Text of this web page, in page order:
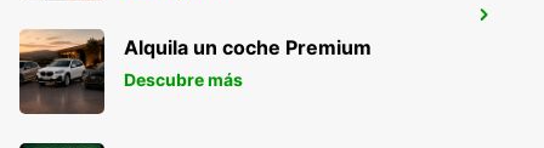
INTERNACIONAL TERMINAL 2
KOLKATA - INDIA
Alquila un coche Premium
Descubre más